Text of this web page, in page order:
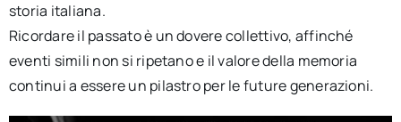
storia italiana.
Ricordare il passato è un dovere collettivo, affinché
eventi simili non si ripetano e il valore della memoria
continui a essere un pilastro per le future generazioni.